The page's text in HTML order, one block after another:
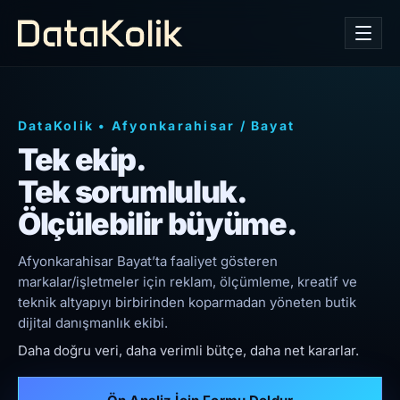
DataKolik • Afyonkarahisar / Bayat
Tek ekip.
Tek sorumluluk.
Ölçülebilir büyüme.
Afyonkarahisar Bayat’ta faaliyet gösteren
markalar/işletmeler için reklam, ölçümleme, kreatif ve
teknik altyapıyı birbirinden koparmadan yöneten butik
dijital danışmanlık ekibi.
Daha doğru veri, daha verimli bütçe, daha net kararlar.